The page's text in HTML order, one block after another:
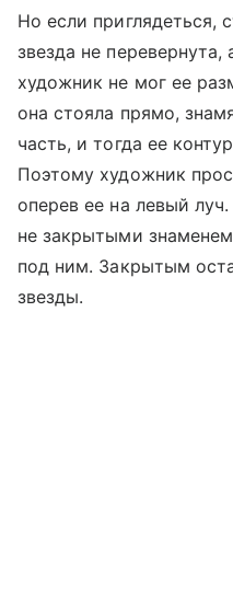
Но если приглядеться,
звезда не перевернута,
художник не мог ее
она стояла прямо,
часть, и тогда ее
Поэтому художник
оперев ее на левый
не закрытыми
под ним. Закрытым
звезды.